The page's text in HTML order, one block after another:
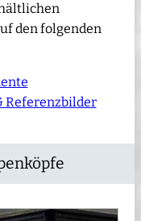
den folgenden
Referenzbilder